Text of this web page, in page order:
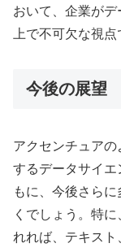
おいて、企業が
上で不可欠な視点
今後の展望
アクセンチュア
するデータサイエ
もに、今後さら
くでしょう。特に
れれば、テキス